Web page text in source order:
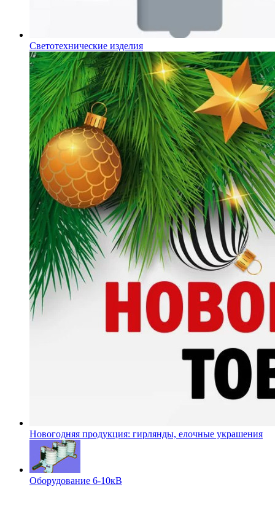
Светотехнические изделия
Новогодняя продукция: гирлянды, елочные украшения
Оборудование 6-10кВ